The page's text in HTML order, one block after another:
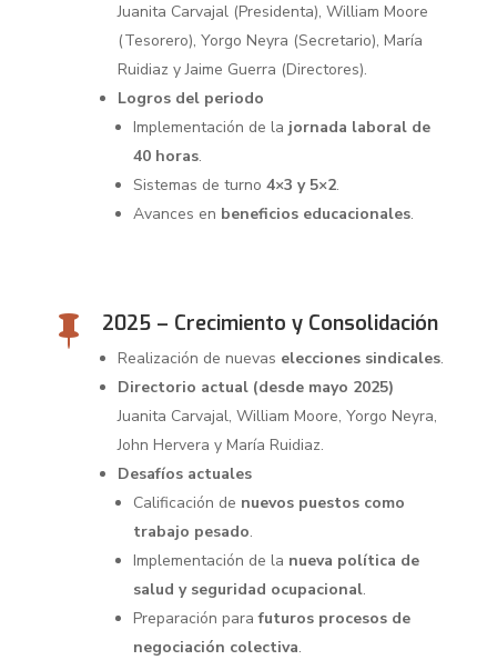
Juanita Carvajal (Presidenta), William Moore
(Tesorero), Yorgo Neyra (Secretario), María
Ruidiaz y Jaime Guerra (Directores).
Logros del periodo
Implementación de la jornada laboral de
40 horas.
Sistemas de turno 4×3 y 5×2.
Avances en beneficios educacionales.
 2025 – Crecimiento y Consolidación
Realización de nuevas elecciones sindicales.
Directorio actual (desde mayo 2025)
Juanita Carvajal, William Moore, Yorgo Neyra,
John Hervera y María Ruidiaz.
Desafíos actuales
Calificación de nuevos puestos como
trabajo pesado.
Implementación de la nueva política de
salud y seguridad ocupacional.
Preparación parafuturos procesos de
negociación colectiva.